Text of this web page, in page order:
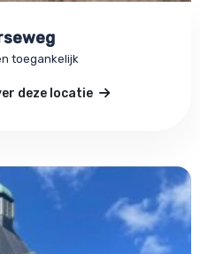
toegankelijk
deze locatie